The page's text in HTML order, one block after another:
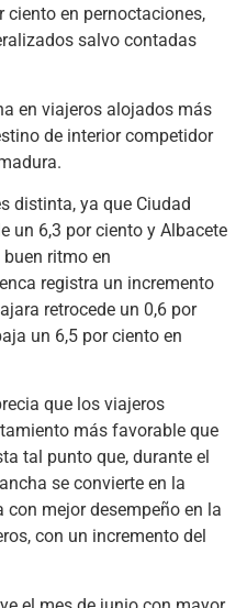
ciento en pernoctaciones,
salvo contadas
en viajeros alojados más
de interior competidor
distinta, ya que Ciudad
un 6,3 por ciento y Albacete
ritmo en
registra un incremento
retrocede un 0,6 por
un 6,5 por ciento en
que los viajeros
más favorable que
tal punto que, durante el
se convierte en la
mejor desempeño en la
con un incremento del